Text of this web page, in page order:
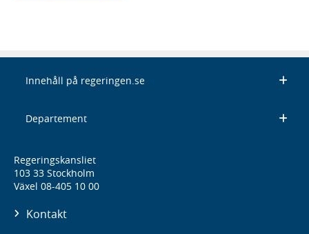
Innehåll på regeringen.se
Departement
Regeringskansliet
103 33 Stockholm
Växel 08-405 10 00
Kontakt